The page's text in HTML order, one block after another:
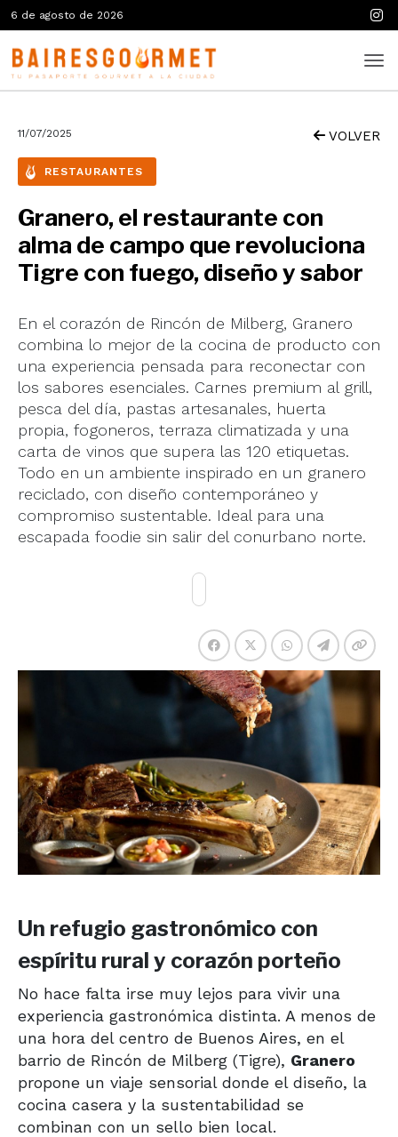
6 de agosto de 2026
11/07/2025 VOLVER
RESTAURANTES
Granero, el restaurante con
alma de campo que revoluciona
Tigre con fuego, diseño y sabor
En el corazón de Rincón de Milberg, Granero
combina lo mejor de la cocina de producto con
una experiencia pensada para reconectar con
los sabores esenciales. Carnes premium al grill,
pesca del día, pastas artesanales, huerta
propia, fogoneros, terraza climatizada y una
carta de vinos que supera las 120 etiquetas.
Todo en un ambiente inspirado en un granero
reciclado, con diseño contemporáneo y
compromiso sustentable. Ideal para una
escapada foodie sin salir del conurbano norte.
Un refugio gastronómico con
espíritu rural y corazón porteño
No hace falta irse muy lejos para vivir una
experiencia gastronómica distinta. A menos de
una hora del centro de Buenos Aires, en el
barrio de Rincón de Milberg (Tigre), Granero
propone un viaje sensorial donde el diseño, la
cocina casera y la sustentabilidad se
combinan con un sello bien local.